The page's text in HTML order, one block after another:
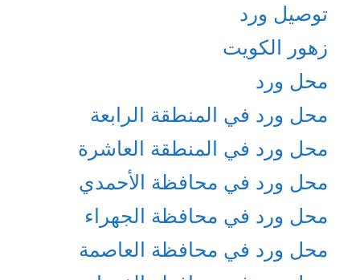
توصيل ورد
زهور الكويت
محل ورد
محل ورد في المنطقة الرابعة
محل ورد في المنطقة العاشرة
محل ورد في محافظة الأحمدي
محل ورد في محافظة الجهراء
محل ورد في محافظة العاصمة